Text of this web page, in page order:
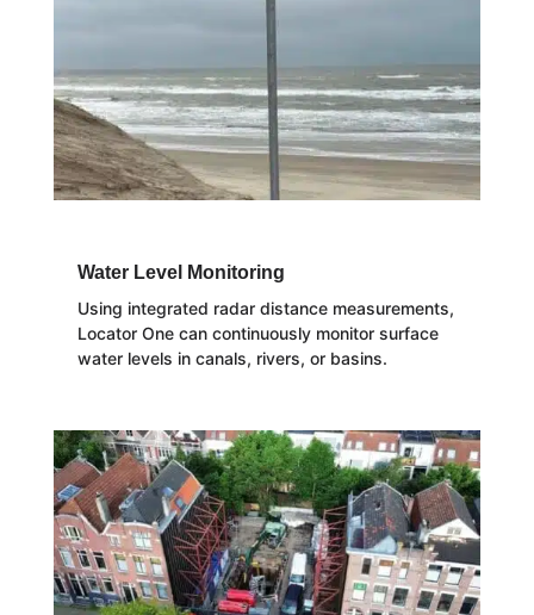
Water Level Monitoring
Using integrated radar distance measurements,
Locator One can continuously monitor surface
water levels in canals, rivers, or basins.